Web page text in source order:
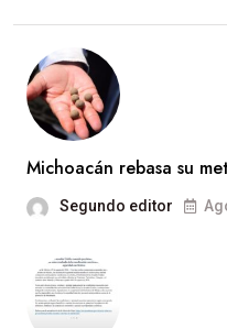
Michoacán rebasa su
Segundo editor